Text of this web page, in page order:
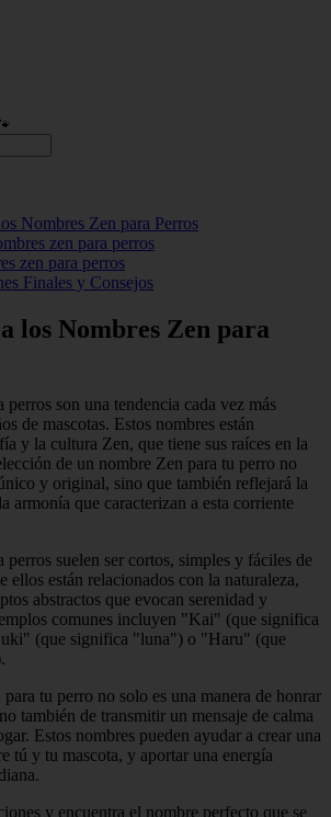
Nombres Zen para Perros
zen para perros
zen para perros
Finales y Consejos
los Nombres Zen para
perros son una tendencia cada vez más
de mascotas. Estos nombres están
y la cultura Zen, que tiene sus raíces en la
de un nombre Zen para tu perro no
y original, sino que también reflejará la
armonía que caracterizan a esta corriente
perros suelen ser cortos, simples y fáciles de
ellos están relacionados con la naturaleza,
abstractos que evocan serenidad y
comunes incluyen "Kai" (que significa
(que significa "luna") o "Haru" (que
tu perro no solo es una manera de honrar
también de transmitir un mensaje de calma
Estos nombres pueden ayudar a crear una
tú y tu mascota, y aportar una energía
y encuentra el nombre perfecto que se